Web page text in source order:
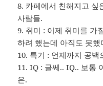
8. 카페에서 친해지고 싶
사람들.
9. 취미 : 이제 취미를 가
하려 했는데 아직도 못했
10. 특기 : 언제까지 공
11. IQ : 글쎄.. IQ.. 보통
은.